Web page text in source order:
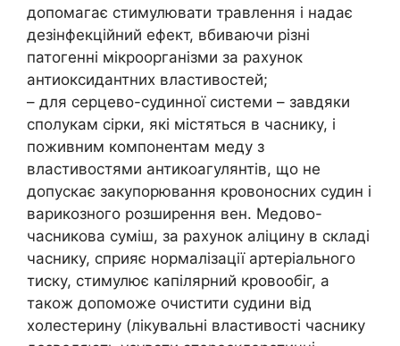
допомагає стимулювати травлення і надає
дезінфекційний ефект, вбиваючи різні
патогенні мікроорганізми за рахунок
антиоксидантних властивостей;
– для серцево-судинної системи – завдяки
сполукам сірки, які містяться в часнику, і
поживним компонентам меду з
властивостями антикоагулянтів, що не
допускає закупорювання кровоносних судин і
варикозного розширення вен. Медово-
часникова суміш, за рахунок аліцину в складі
часнику, сприяє нормалізації артеріального
тиску, стимулює капілярний кровообіг, а
також допоможе очистити судини від
холестерину (лікувальні властивості часнику